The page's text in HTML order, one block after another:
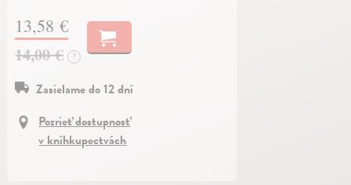
13,58 €
14,00 € ?
Zasielame do 12 dní
Pozrieť dostupnosť
v kníhkupectvách